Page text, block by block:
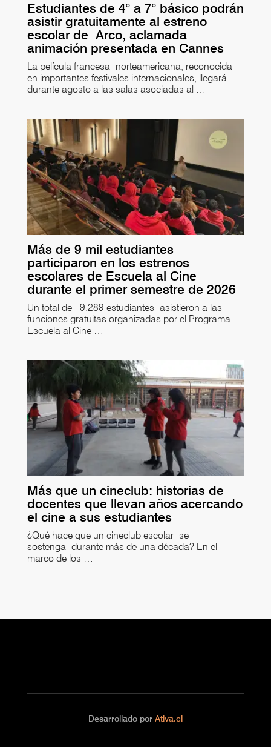
Estudiantes de 4° a 7° básico podrán
asistir gratuitamente al estreno
escolar de Arco, aclamada
animación presentada en Cannes
La película francesa norteamericana, reconocida
en importantes festivales internacionales, llegará
durante agosto a las salas asociadas al …
Más de 9 mil estudiantes
participaron en los estrenos
escolares de Escuela al Cine
durante el primer semestre de 2026
Un total de 9.289 estudiantes asistieron a las
funciones gratuitas organizadas por el Programa
Escuela al Cine …
Más que un cineclub: historias de
docentes que llevan años acercando
el cine a sus estudiantes
¿Qué hace que un cineclub escolar se
sostenga durante más de una década? En el
marco de los …
Desarrollado por Ativa.cl